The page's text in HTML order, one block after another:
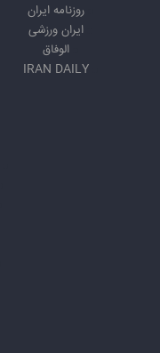
روزنامه ایران
ایران ورزشی
الوفاق
IRAN DAILY